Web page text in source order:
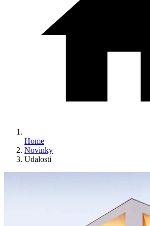
Home
Novinky
Udalosti